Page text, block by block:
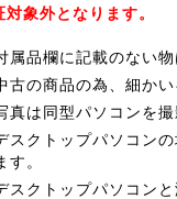
対象外となります。
属品欄に記載のない物
古の商品の為、細か
真は同型パソコンを
スクトップパソコン
す。
スクトップパソコン